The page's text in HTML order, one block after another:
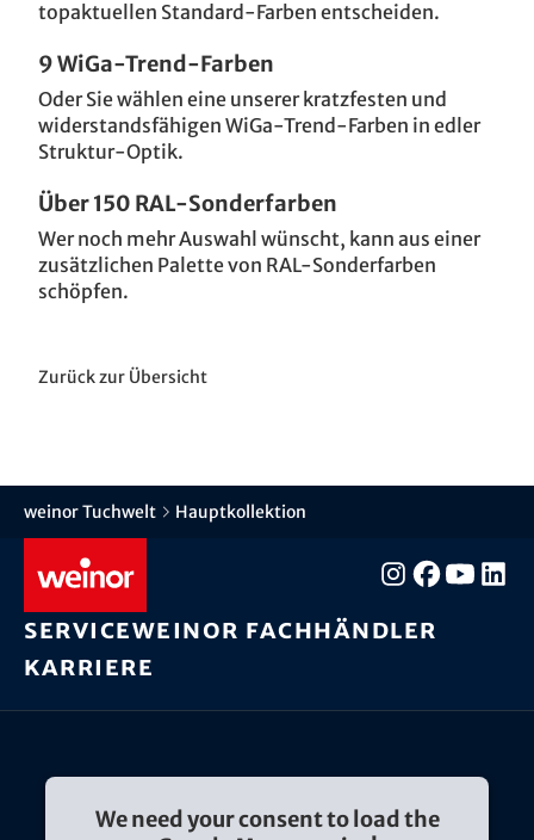
topaktuellen Standard-Farben entscheiden.
9 WiGa-Trend-Farben
Oder Sie wählen eine unserer kratzfesten und
widerstandsfähigen WiGa-Trend-Farben in edler
Struktur-Optik.
Über 150 RAL-Sonderfarben
Wer noch mehr Auswahl wünscht, kann aus einer
zusätzlichen Palette von RAL-Sonderfarben
schöpfen.
Zurück zur Übersicht
weinor Tuchwelt Hauptkollektion
Serviceweinor Fachhändler
Karriere
We need your consent to load the